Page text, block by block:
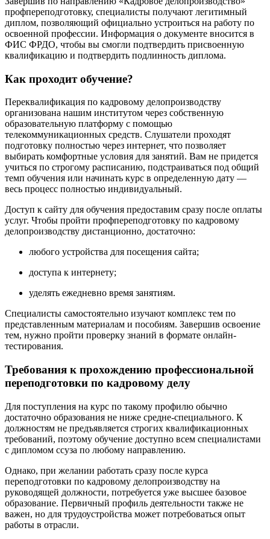
профпереподготовку, специалисты получают легитимный
диплом, позволяющий официально устроиться на работу по
освоенной профессии. Информация о документе вносится в
ФИС ФРДО, чтобы вы смогли подтвердить присвоенную
квалификацию и подтвердить подлинность диплома.
Как проходит обучение?
Переквалификация по кадровому делопроизводству
организована нашим институтом через собственную
образовательную платформу с помощью
телекоммуникационных средств. Слушатели проходят
подготовку полностью через интернет, что позволяет
выбирать комфортные условия для занятий. Вам не придется
учиться по строгому расписанию, подстраиваться под общий
темп обучения или начинать курс в определенную дату —
весь процесс полностью индивидуальный.
Доступ к сайту для обучения предоставим сразу после оплаты
услуг. Чтобы пройти профпереподготовку по кадровому
делопроизводству дистанционно, достаточно:
любого устройства для посещения сайта;
доступа к интернету;
уделять ежедневно время занятиям.
Специалисты самостоятельно изучают комплекс тем по
представленным материалам и пособиям. Завершив освоение
тем, нужно пройти проверку знаний в формате онлайн-
тестирования.
Требования к прохождению профессиональной
переподготовки по кадровому делу
Для поступления на курс по такому профилю обычно
достаточно образования не ниже средне-специального. К
должностям не предъявляется строгих квалификационных
требований, поэтому обучение доступно всем специалистами
с дипломом ссуза по любому направлению.
Однако, при желании работать сразу после курса
переподготовки по кадровому делопроизводству на
руководящей должности, потребуется уже высшее базовое
образование. Первичный профиль деятельности также не
важен, но для трудоустройства может потребоваться опыт
работы в отрасли.